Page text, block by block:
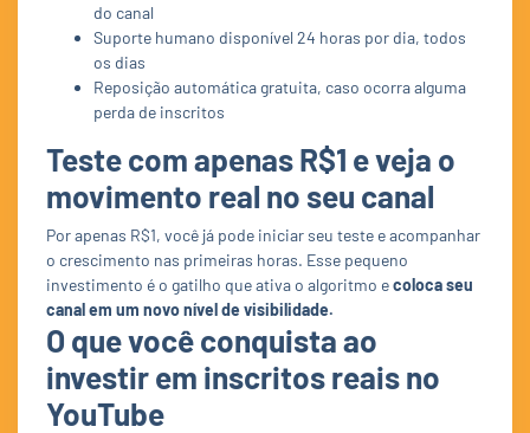
do canal
Suporte humano disponível 24 horas por dia, todos
os dias
Reposição automática gratuita, caso ocorra alguma
perda de inscritos
Teste com apenas R$1 e veja o
movimento real no seu canal
Por apenas R$1, você já pode iniciar seu teste e acompanhar
o crescimento nas primeiras horas. Esse pequeno
investimento é o gatilho que ativa o algoritmo ecoloca seu
canal em um novo nível de visibilidade.
O que você conquista ao
investir em inscritos reais no
YouTube